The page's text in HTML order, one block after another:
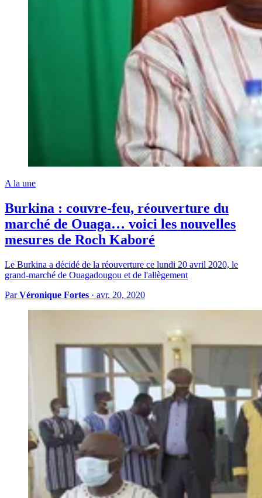
A la une
Burkina : couvre-feu, réouverture du
marché de Ouaga… voici les nouvelles
mesures de Roch Kaboré
Le Burkina a décidé de la réouverture ce lundi 20 avril 2020, le
grand-marché de Ouagadougou et de l'allègement
ParVéronique Fortes · avr. 20, 2020